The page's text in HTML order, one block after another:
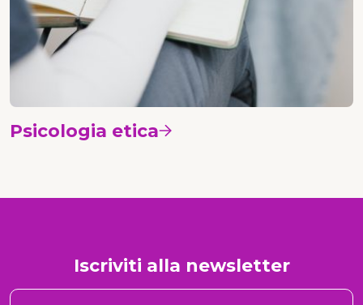
Psicologia etica Vedi i corsi
Iscriviti alla newsletter